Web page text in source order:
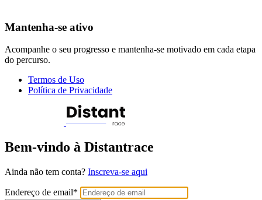
Mantenha-se ativo
Acompanhe o seu progresso e mantenha-se motivado em cada etapa
do percurso.
Termos de Uso
Política de Privacidade
Bem-vindo à Distantrace
Ainda não tem conta? Inscreva-se aqui
Endereço de email*